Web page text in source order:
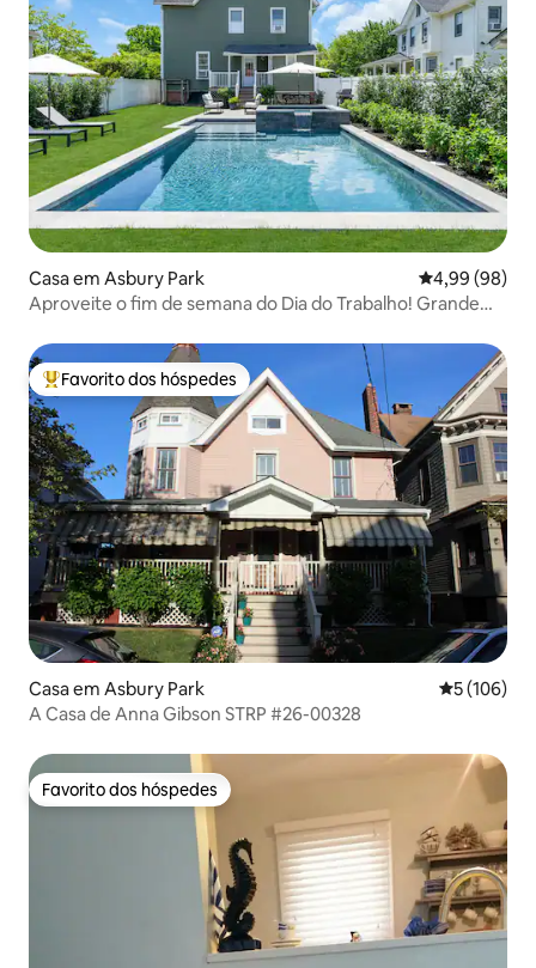
Casa em Asbury Park Classificação
4,99 (98)
Aproveite o fim de semana do Dia do Trabalho! Grande
Favoritos dos hóspedes mais apreciados
Favorito dos hóspedes
Casa em Asbury Park
5 (106)
A Casa de Anna Gibson STRP #26-00328
Favorito dos hóspedes
Favorito dos hóspedes